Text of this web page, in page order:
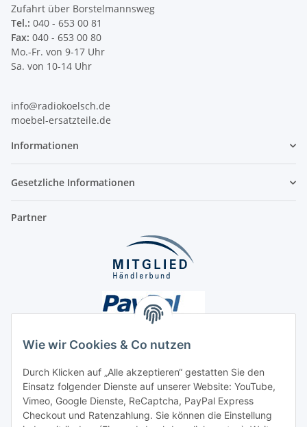
Wie wir Cookies & Co nutzen
Durch Klicken auf „Alle akzeptieren“ gestatten Sie den
Einsatz folgender Dienste auf unserer Website: YouTube,
Vimeo, Google Dienste, ReCaptcha, PayPal Express
Checkout und Ratenzahlung. Sie können die Einstellung
Zufahrt über Borstelmannsweg
Tel.: 040 - 653 00 81
Fax: 040 - 653 00 80
Mo.-Fr. von 9-17 Uhr
Sa. von 10-14 Uhr
info@radiokoelsch.de
moebel-ersatzteile.de
Informationen
Gesetzliche Informationen
Partner
Unsere Seiten